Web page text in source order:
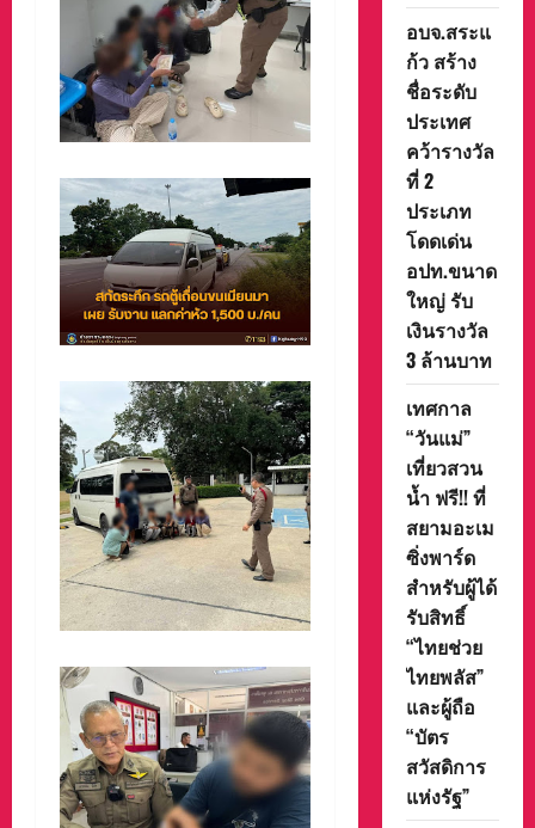
อบจ.สระแ
ก้ว สร้าง
ชื่อระดับ
ประเทศ
คว้ารางวัล
ที่ 2
ประเภท
โดดเด่น
อปท.ขนาด
ใหญ่ รับ
เงินรางวัล
3 ล้านบาท
เทศกาล
“วันแม่”
เที่ยวสวน
น้ำ ฟรี!! ที่
สยามอะเม
ซิ่งพาร์ด
สำหรับผู้ได้
รับสิทธิ์
“ไทยช่วย
ไทยพลัส”
และผู้ถือ
“บัตร
สวัสดิการ
แห่งรัฐ”